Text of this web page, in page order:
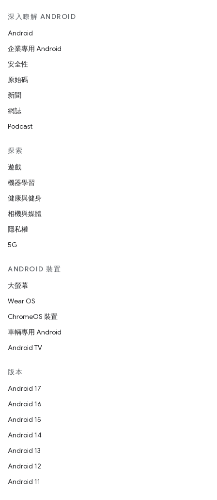
深入瞭解 ANDROID
Android
企業專用 Android
安全性
原始碼
新聞
網誌
Podcast
探索
遊戲
機器學習
健康與健身
相機與媒體
隱私權
5G
ANDROID 裝置
大螢幕
Wear OS
ChromeOS 裝置
車輛專用 Android
Android TV
版本
Android 17
Android 16
Android 15
Android 14
Android 13
Android 12
Android 11